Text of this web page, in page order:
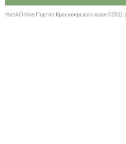
YarskOnline Портал Красноярского края ©2011 |